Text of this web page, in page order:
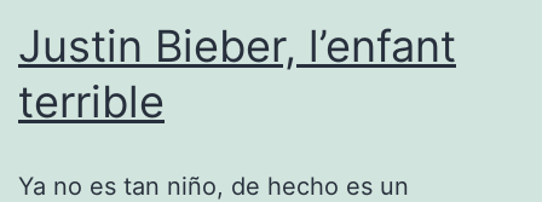
Justin Bieber, l’enfant
terrible
Ya no es tan niño, de hecho es un